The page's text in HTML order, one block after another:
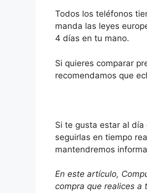
Todos los teléfonos
manda las leyes
4 días en tu mano.
Si quieres comparar
recomendamos que
Si te gusta estar al
seguirlas en tiempo
mantendremos
En este artículo,
compra que realices a